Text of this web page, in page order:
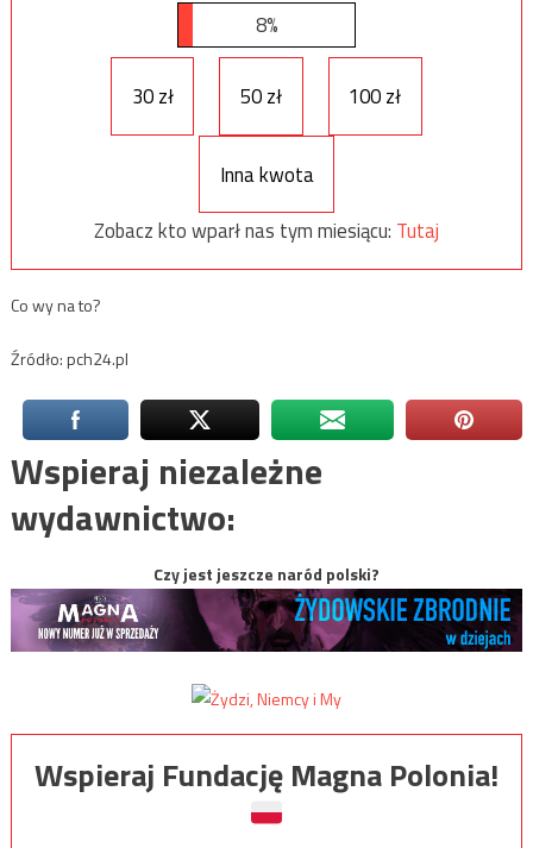
8%
30 zł 50 zł 100 zł
Inna kwota
Zobacz kto wparł nas tym miesiącu: Tutaj
Co wy na to?
Źródło: pch24.pl
Wspieraj niezależne
wydawnictwo:
Czy jest jeszcze naród polski?
Wspieraj Fundację Magna Polonia!